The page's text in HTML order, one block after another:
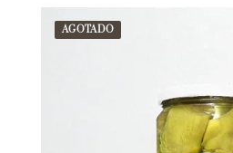
AGOTADO